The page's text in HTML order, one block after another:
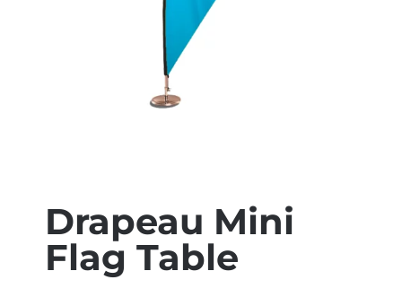
ÉCO-RESPONSABLE
Drapeau Mini
Flag Table